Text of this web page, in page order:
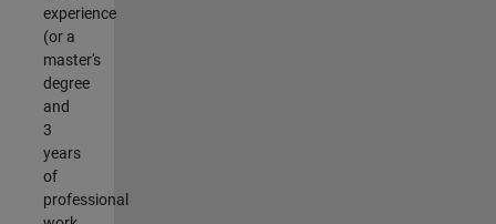
experience
(or a
master's
degree
and
3
years
of
professional